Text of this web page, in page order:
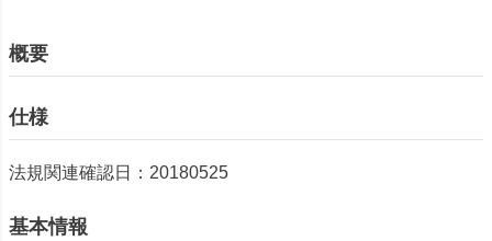
概要
仕様
法規関連確認日：20180525
基本情報